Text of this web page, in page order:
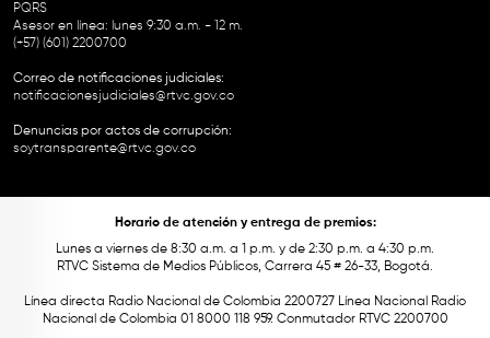
PQRS
Asesor en línea: lunes 9:30 a.m. - 12 m.
(+57) (601) 2200700
Correo de notificaciones judiciales:
notificacionesjudiciales@rtvc.gov.co
Denuncias por actos de corrupción:
soytransparente@rtvc.gov.co
Horario de atención y entrega de premios:
Lunes a viernes de 8:30 a.m. a 1 p.m. y de 2:30 p.m. a 4:30 p.m.
RTVC Sistema de Medios Públicos, Carrera 45 # 26-33, Bogotá.
Línea directa Radio Nacional de Colombia 2200727 Línea Nacional Radio
Nacional de Colombia 01 8000 118 959. Conmutador RTVC 2200700